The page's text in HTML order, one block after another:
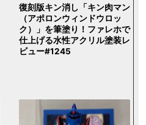
復刻版キン消し「キン肉マン
（アポロンウィンドウロッ
ク）」を筆塗り！ファレホで
仕上げる水性アクリル塗装レ
ビュー#1245